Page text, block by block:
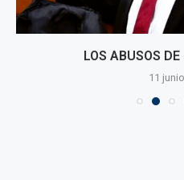
LOS ABUSOS
11